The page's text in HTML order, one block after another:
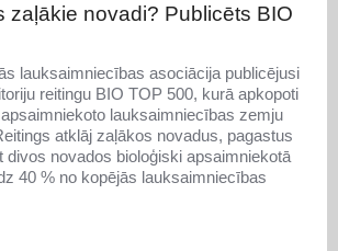
zaļākie novadi? Publicēts BIO
lauksaimniecības asociācija publicējusi
reitingu BIO TOP 500, kurā apkopoti
lauksaimniecības zemju
atklāj zaļākos novadus, pagastus
divos novados bioloģiski apsaimniekotā
40 % no kopējās lauksaimniecības